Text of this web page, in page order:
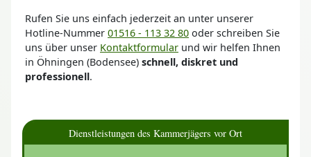
Rufen Sie uns einfach jederzeit an unter unserer
Hotline-Nummer 01516 - 113 32 80 oder schreiben Sie
uns über unser Kontaktformular und wir helfen Ihnen
in Öhningen (Bodensee) schnell, diskret und
professionell.
Dienstleistungen des Kammerjägers vor Ort